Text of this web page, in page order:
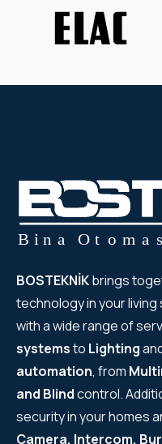
WYRESTORM
WYRESTORM
WYRESTORM
SHELLY
SHELLY
SHELLY
BOSTEKNİKbrings
technology in your
with a wide range of
systemsto Lighting
automation, from
and Blindcontrol.
security in your homes
Camera, Intercom,